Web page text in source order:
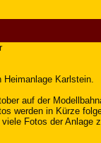
Heimanlage Karlstein.
auf der
werden in Kürze
Fotos der Anlage